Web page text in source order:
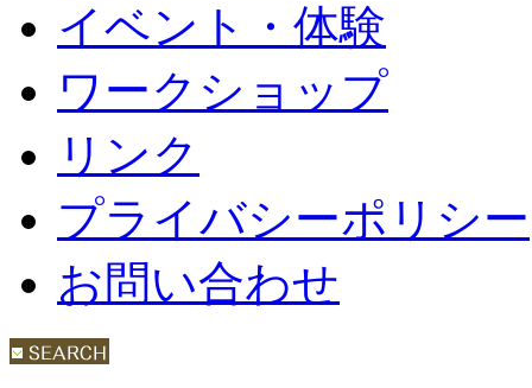
イベント・体験
ワークショップ
リンク
プライバシーポリシー
お問い合わせ